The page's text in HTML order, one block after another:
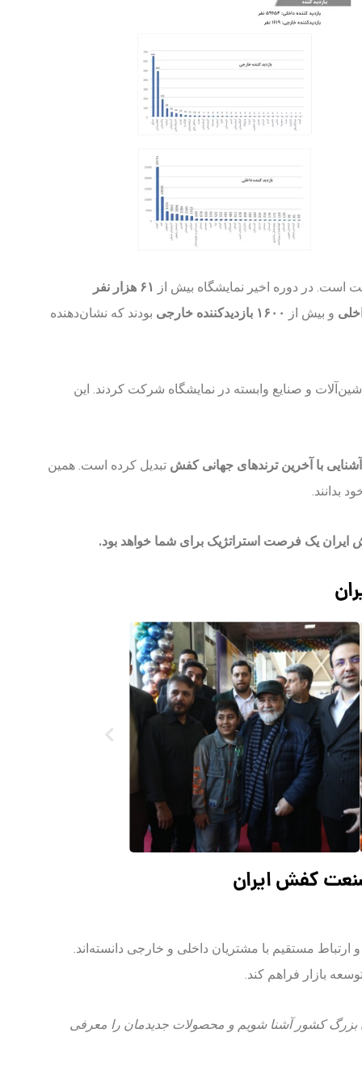
است. در دوره اخیر نمایشگاه بیش از
۶۱ هزار نفر
و بیش از
۱۶۰۰ بازدیدکننده خارجی بودند که نشان‌دهنده
و صنایع وابسته در نمایشگاه شرکت کردند. این
با آخرین ترندهای جهانی کفش تبدیل کرده است. همین
بدانند.
یک فرصت استراتژیک برای شما خواهد بود.
کفش ایران
مستقیم با مشتریان داخلی و خارجی دانسته‌اند.
بازار فراهم کند.
1403 باعث شد با تولیدکنندگان بزرگ کشور آشنا شویم و محصولات جدیدمان را معرفی